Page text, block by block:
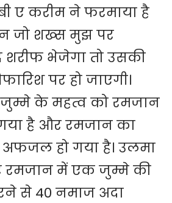
ए करीम ने फरमाया है
जो शख्स मुझ पर
भेजेगा तो उसकी
पर हो जाएगी।
के महत्व को रमजान
है और रमजान का
अफजल हो गया है। उलमा
रमजान में एक जुम्मे की
से 40 नमाज अदा